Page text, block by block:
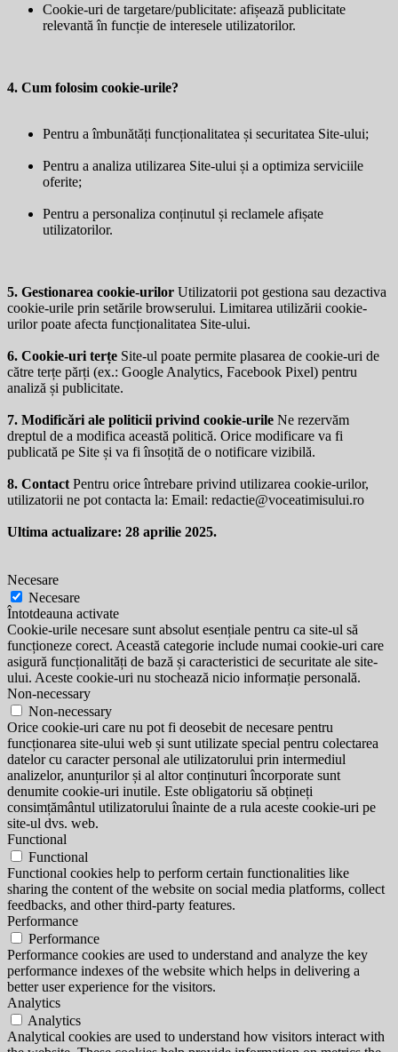
Cookie-uri de targetare/publicitate: afișează publicitate
relevantă în funcție de interesele utilizatorilor.
4. Cum folosim cookie-urile?
Pentru a îmbunătăți funcționalitatea și securitatea Site-ului;
Pentru a analiza utilizarea Site-ului și a optimiza serviciile
oferite;
Pentru a personaliza conținutul și reclamele afișate
utilizatorilor.
5. Gestionarea cookie-urilor Utilizatorii pot gestiona sau dezactiva
cookie-urile prin setările browserului. Limitarea utilizării cookie-
urilor poate afecta funcționalitatea Site-ului.
6. Cookie-uri terțe Site-ul poate permite plasarea de cookie-uri de
către terțe părți (ex.: Google Analytics, Facebook Pixel) pentru
analiză și publicitate.
7. Modificări ale politicii privind cookie-urile Ne rezervăm
dreptul de a modifica această politică. Orice modificare va fi
publicată pe Site și va fi însoțită de o notificare vizibilă.
8. Contact Pentru orice întrebare privind utilizarea cookie-urilor,
utilizatorii ne pot contacta la: Email: redactie@voceatimisului.ro
Ultima actualizare: 28 aprilie 2025.
Necesare
Necesare
Întotdeauna activate
Cookie-urile necesare sunt absolut esențiale pentru ca site-ul să
funcționeze corect. Această categorie include numai cookie-uri care
asigură funcționalități de bază și caracteristici de securitate ale site-
ului. Aceste cookie-uri nu stochează nicio informație personală.
Non-necessary
Non-necessary
Orice cookie-uri care nu pot fi deosebit de necesare pentru
funcționarea site-ului web și sunt utilizate special pentru colectarea
datelor cu caracter personal ale utilizatorului prin intermediul
analizelor, anunțurilor și al altor conținuturi încorporate sunt
denumite cookie-uri inutile. Este obligatoriu să obțineți
consimțământul utilizatorului înainte de a rula aceste cookie-uri pe
site-ul dvs. web.
Functional
Functional
Functional cookies help to perform certain functionalities like
sharing the content of the website on social media platforms, collect
feedbacks, and other third-party features.
Performance
Performance
Performance cookies are used to understand and analyze the key
performance indexes of the website which helps in delivering a
better user experience for the visitors.
Analytics
Analytics
Analytical cookies are used to understand how visitors interact with